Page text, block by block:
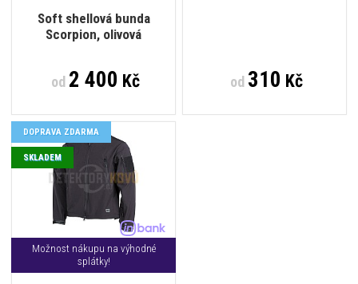
Soft shellová bunda
Scorpion, olivová
od2 400 Kč od310 Kč
Možnost nákupu na výhodné
splátky!
DOPRAVA ZDARMA
SKLADEM